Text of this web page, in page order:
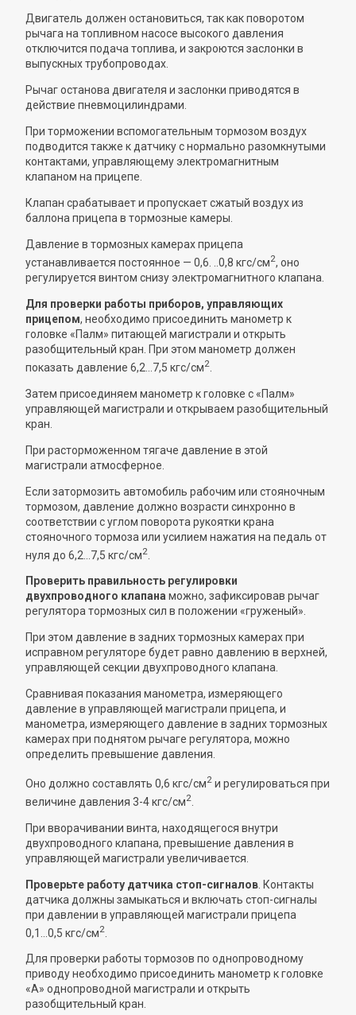
Двигатель должен остановиться, так как поворотом
рычага на топливном насосе высокого давления
отключится подача топлива, и закроются заслонки в
выпускных трубопроводах.
Рычаг останова двигателя и заслонки приводятся в
действие пневмоцилиндрами.
При торможении вспомогательным тормозом воздух
подводится также к датчику с нормально разомкнутыми
контактами, управляющему электромагнитным
клапаном на прицепе.
Клапан срабатывает и пропускает сжатый воздух из
баллона прицепа в тормозные камеры.
Давление в тормозных камерах прицепа
устанавливается постоянное — 0,6. ..0,8 кгс/см2, оно
регулируется винтом снизу электромагнитного клапана.
Для проверки работы приборов, управляющих
прицепом, необходимо присоединить манометр к
головке «Палм» питающей магистрали и открыть
разобщительный кран. При этом манометр должен
показать давление 6,2...7,5 кгс/см2
Затем присоединяем манометр к головке с «Палм»
управляющей магистрали и открываем разобщительный
кран.
При расторможенном тягаче давление в этой
магистрали атмосферное.
Если затормозить автомобиль рабочим или стояночным
тормозом, давление должно возрасти синхронно в
соответствии с углом поворота рукоятки крана
стояночного тормоза или усилием нажатия на педаль от
нуля до 6,2...7,5 кгс/см2
Проверить правильность регулировки
двухпроводного клапана можно, зафиксировав рычаг
регулятора тормозных сил в положении «груженый».
При этом давление в задних тормозных камерах при
исправном регуляторе будет равно давлению в верхней,
управляющей секции двухпроводного клапана.
Сравнивая показания манометра, измеряющего
давление в управляющей магистрали прицепа, и
манометра, измеряющего давление в задних тормозных
камерах при поднятом рычаге регулятора, можно
определить превышение давления.
Оно должно составлять 0,6 кгс/см2 и регулироваться при
величине давления 3-4 кгс/см2
При вворачивании винта, находящегося внутри
двухпроводного клапана, превышение давления в
управляющей магистрали увеличивается.
Проверьте работу датчика стоп-сигналов . Контакты
датчика должны замыкаться и включать стоп-сигналы
при давлении в управляющей магистрали прицепа
0,1...0,5 кгс/см2
Для проверки работы тормозов по однопроводному
приводу необходимо присоединить манометр к головке
«А» однопроводной магистрали и открыть
разобщительный кран.